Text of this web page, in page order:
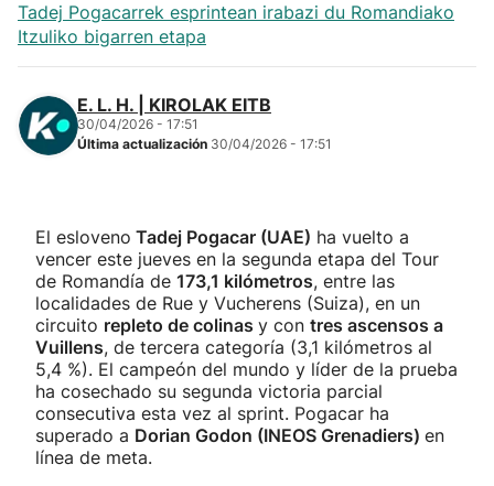
Tadej Pogacarrek esprintean irabazi du Romandiako
Itzuliko bigarren etapa
E. L. H. | KIROLAK EITB
30/04/2026 - 17:51
Última actualización 30/04/2026 - 17:51
El esloveno Tadej Pogacar (UAE) ha vuelto a
vencer este jueves en la segunda etapa del Tour
de Romandía de 173,1 kilómetros, entre las
localidades de Rue y Vucherens (Suiza), en un
circuito repleto de colinas y con tres ascensos a
Vuillens, de tercera categoría (3,1 kilómetros al
5,4 %). El campeón del mundo y líder de la prueba
ha cosechado su segunda victoria parcial
consecutiva esta vez al sprint. Pogacar ha
superado a Dorian Godon (INEOS Grenadiers) en
línea de meta.